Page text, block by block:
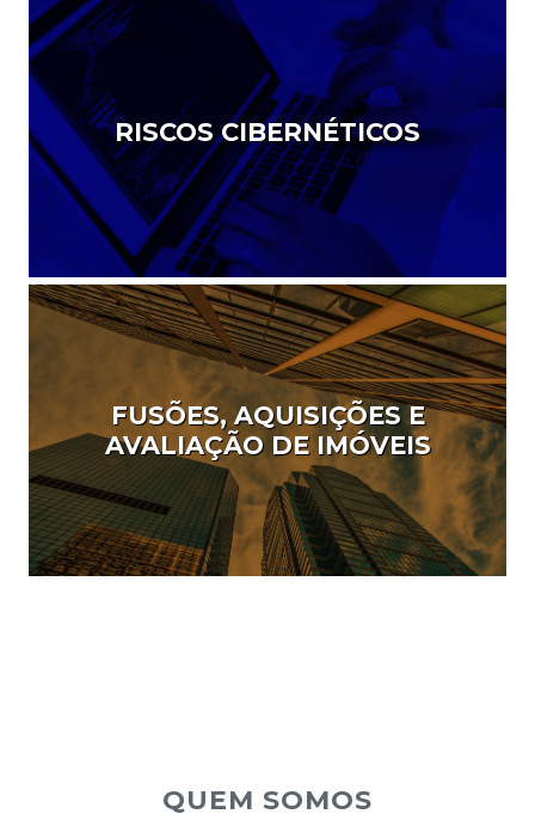
RISCOS CIBERNÉTICOS
FUSÕES, AQUISIÇÕES E
AVALIAÇÃO DE IMÓVEIS
QUEM SOMOS